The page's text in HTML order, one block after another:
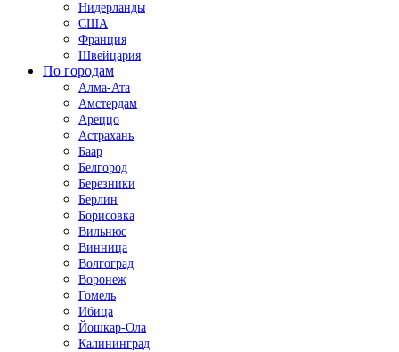
Нидерланды
США
Франция
Швейцария
По городам
Алма-Ата
Амстердам
Ареццо
Астрахань
Баар
Белгород
Березники
Берлин
Борисовка
Вильнюс
Винница
Волгоград
Воронеж
Гомель
Ибица
Йошкар-Ола
Калининград